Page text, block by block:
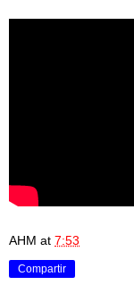
AHM at 7:53
Compartir